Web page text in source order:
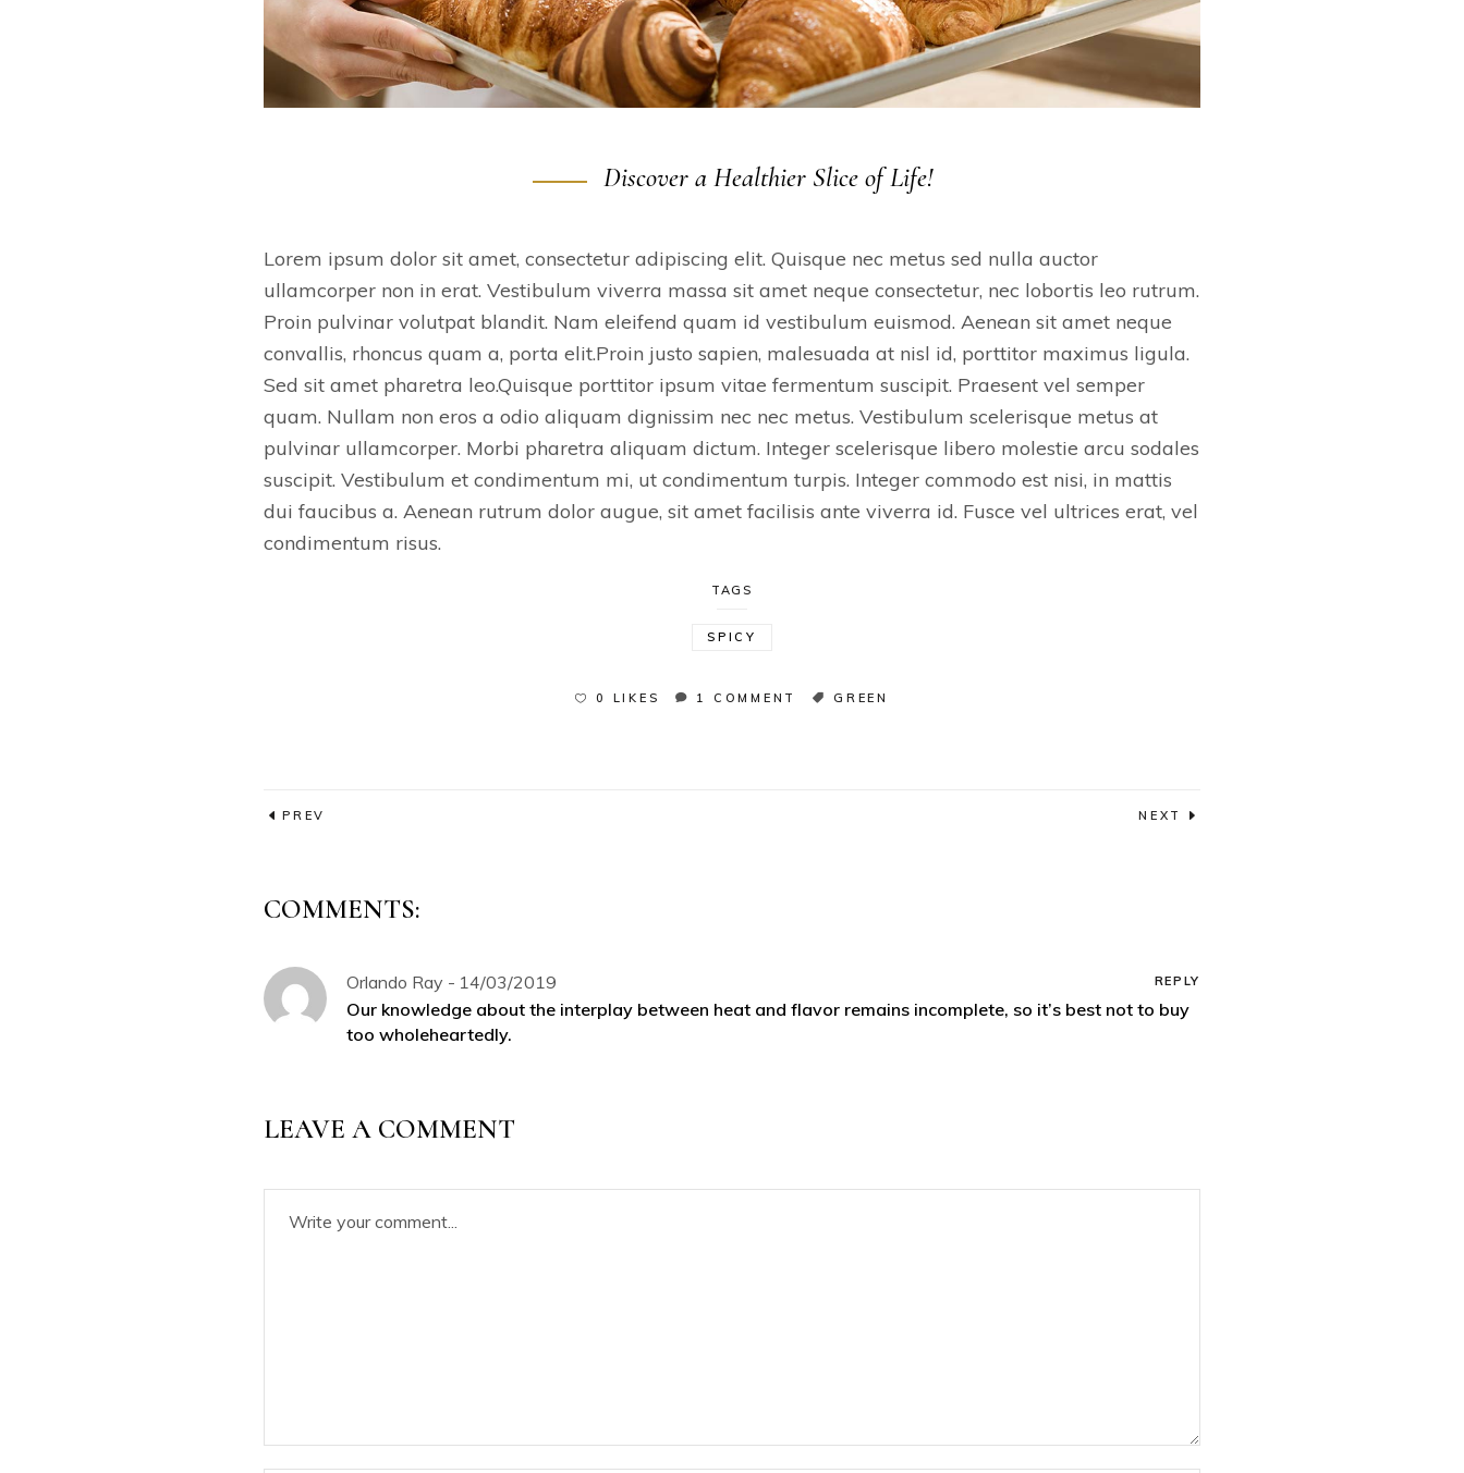
Discover a Healthier Slice of Life!
Lorem ipsum dolor sit amet, consectetur adipiscing elit. Quisque nec metus sed nulla auctor
ullamcorper non in erat. Vestibulum viverra massa sit amet neque consectetur, nec lobortis leo rutrum.
Proin pulvinar volutpat blandit. Nam eleifend quam id vestibulum euismod. Aenean sit amet neque
convallis, rhoncus quam a, porta elit.Proin justo sapien, malesuada at nisl id, porttitor maximus ligula.
Sed sit amet pharetra leo.Quisque porttitor ipsum vitae fermentum suscipit. Praesent vel semper
quam. Nullam non eros a odio aliquam dignissim nec nec metus. Vestibulum scelerisque metus at
pulvinar ullamcorper. Morbi pharetra aliquam dictum. Integer scelerisque libero molestie arcu sodales
suscipit. Vestibulum et condimentum mi, ut condimentum turpis. Integer commodo est nisi, in mattis
dui faucibus a. Aenean rutrum dolor augue, sit amet facilisis ante viverra id. Fusce vel ultrices erat, vel
condimentum risus.
TAGS
SPICY
0 LIKES 1 COMMENT GREEN
PREV NEXT
COMMENTS:
REPLY
Orlando Ray
14/03/2019
Our knowledge about the interplay between heat and flavor remains incomplete, so it’s best not to buy
too wholeheartedly.
LEAVE A COMMENT